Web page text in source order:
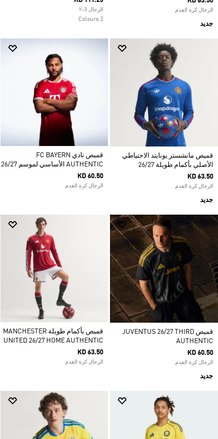
الرجال كرة القدم
جديد
الرجال Y-3
2 Colours
قميص مانشستر يونايتد الاحتياطي
الأصلي بأكمام طويلة 26/27
KD 63.50
الرجال كرة القدم
جديد
قميص نادي FC BAYERN
AUTHENTIC الأساسي لموسم 26/27
KD 60.50
الرجال كرة القدم
قميص JUVENTUS 26/27 THIRD
AUTHENTIC
KD 60.50
الرجال كرة القدم
جديد
قميص بأكمام طويلة MANCHESTER
UNITED 26/27 HOME AUTHENTIC
KD 63.50
الرجال كرة القدم